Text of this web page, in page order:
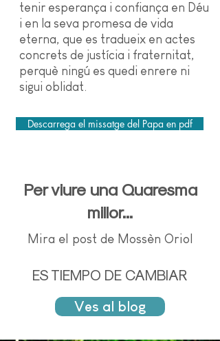
tenir esperança i confiança en Déu
i en la seva promesa de vida
eterna, que es tradueix en actes
concrets de justícia i fraternitat,
perquè ningú es quedi enrere ni
sigui oblidat.
Descarrega el missatge del Papa en pdf
Per viure una Quaresma
millor...
Mira el post de Mossèn Oriol
ES TIEMPO DE CAMBIAR
Ves al blog